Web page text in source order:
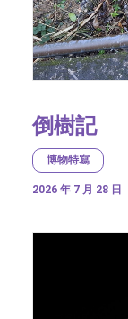
倒樹記
博物特寫
2026 年 7 月 28 日